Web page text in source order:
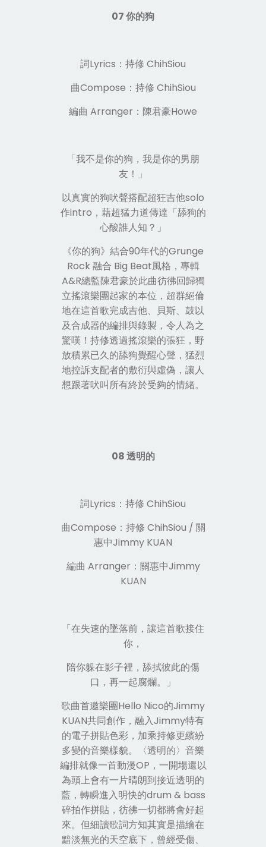
07 你的狗
詞Lyrics：持修 ChihSiou
曲Compose：持修 ChihSiou
編曲 Arranger：陳君豪Howe
「我不是你的狗，我是你的男朋
友！」
以真實的狗吠聲搭配超狂吉他solo
作intro，藉超猛力道傳達「舔狗的
心酸誰人知？」
《你的狗》結合90年代的Grunge
Rock 融合 Big Beat風格，專輯
A&R總監陳君豪於此曲彷彿回歸獨
立搖滾樂團起家的本位，超群絕倫
地在這首歌完成吉他、貝斯、鼓以
及合成器的編排與錄製，令人為之
驚嘆！持修透過搖滾樂的張狂，野
放積累已久的舔狗覺醒心聲，猛烈
地控訴支配者的敷衍與虛偽，讓人
想跟著吠叫所有終於受夠的情緒。
08 透明的
詞Lyrics：持修 ChihSiou
曲Compose：持修 ChihSiou / 關
惠中Jimmy KUAN
編曲 Arranger：關惠中Jimmy
KUAN
「在失速的墜落前，讓這首歌接住
你，
陪你躲在影子裡，舔拭彼此的傷
口，再一起腐爛。」
歌曲首邀樂團Hello Nico的Jimmy
KUAN共同創作，融入Jimmy特有
的電子拼貼色彩，加乘持修更繽紛
多變的音樂樣貌。
〈透明的〉 音樂
編排就像一首動漫OP，一開場還以
為頭上會有一片晴朗到接近透明的
藍，轉瞬進入明快的drum & bass
碎拍作拼貼，彷彿一切都將會好起
來。但細讀歌詞方知其實是描繪在
黯淡無光的天空底下，曾經受傷、